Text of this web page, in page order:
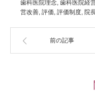
歯科医院理念, 歯科医院経
営改善, 評価, 評価制度, 院
前の記事